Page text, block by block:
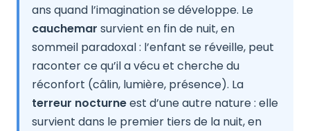
ans quand l’imagination se développe. Le
cauchemar survient en fin de nuit, en
sommeil paradoxal : l’enfant se réveille, peut
raconter ce qu’il a vécu et cherche du
réconfort (câlin, lumière, présence). La
terreur nocturneest d’une autre nature : elle
survient dans le premier tiers de la nuit, en